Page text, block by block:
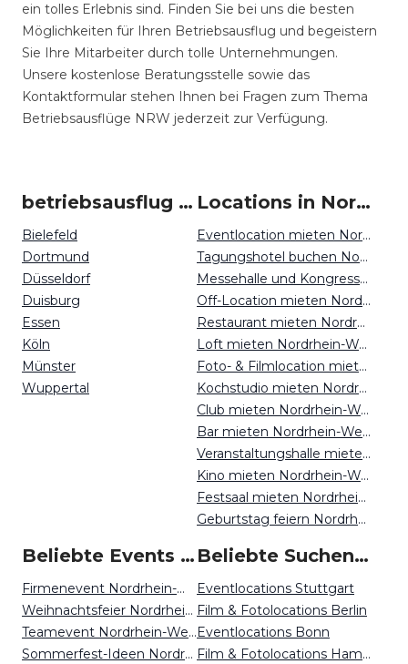
ein tolles Erlebnis sind. Finden Sie bei uns die besten
Möglichkeiten für Ihren Betriebsausflug und begeistern
Sie Ihre Mitarbeiter durch tolle Unternehmungen.
Unsere kostenlose Beratungsstelle sowie das
Kontaktformular stehen Ihnen bei Fragen zum Thema
Betriebsausflüge NRW jederzeit zur Verfügung.
betriebsausflug um Nordrhein-Westfalen
Bielefeld
Dortmund
Düsseldorf
Duisburg
Essen
Köln
Münster
Wuppertal
Locations in Nordrhein-Westfalen mieten
Eventlocation mieten Nordrhein-Westfalen
Tagungshotel buchen Nordrhein-Westfalen
Messehalle und Kongresszentrum mieten Nordrhein-Westfalen
Off-Location mieten Nordrhein-Westfalen
Restaurant mieten Nordrhein-Westfalen
Loft mieten Nordrhein-Westfalen
Foto- & Filmlocation mieten Nordrhein-Westfalen
Kochstudio mieten Nordrhein-Westfalen
Club mieten Nordrhein-Westfalen
Bar mieten Nordrhein-Westfalen
Veranstaltungshalle mieten Nordrhein-Westfalen
Kino mieten Nordrhein-Westfalen
Festsaal mieten Nordrhein-Westfalen
Geburtstag feiern Nordrhein-Westfalen
Beliebte Events in Nordrhein-Westfalen
Firmenevent Nordrhein-Westfalen
Weihnachtsfeier Nordrhein-Westfalen
Teamevent Nordrhein-Westfalen
Sommerfest-Ideen Nordrhein-Westfalen
Beliebte Suchen auf Event Inc
Eventlocations Stuttgart
Film & Fotolocations Berlin
Eventlocations Bonn
Film & Fotolocations Hamburg